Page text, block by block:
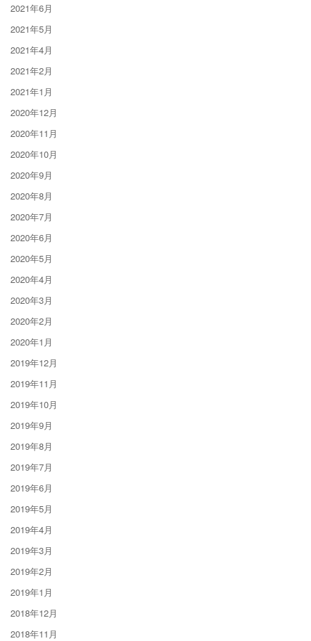
2021年6月
2021年5月
2021年4月
2021年2月
2021年1月
2020年12月
2020年11月
2020年10月
2020年9月
2020年8月
2020年7月
2020年6月
2020年5月
2020年4月
2020年3月
2020年2月
2020年1月
2019年12月
2019年11月
2019年10月
2019年9月
2019年8月
2019年7月
2019年6月
2019年5月
2019年4月
2019年3月
2019年2月
2019年1月
2018年12月
2018年11月